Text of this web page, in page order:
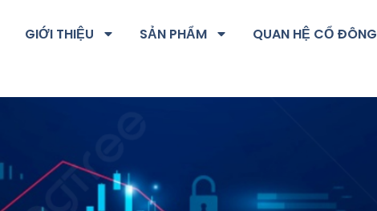
GIỚI THIỆU SẢN PHẨM QUAN HỆ CỔ ĐÔNG